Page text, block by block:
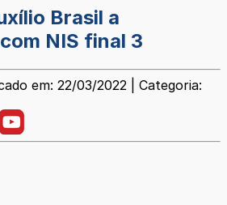
Brasil a
NIS final 3
em: 22/03/2022 | Categoria: